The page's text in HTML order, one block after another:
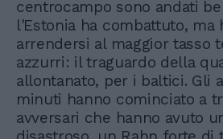
centrocampo sono andati
l'Estonia ha combattuto, ma
arrendersi al maggior tasso
azzurri: il traguardo della
allontanato, per i baltici. Gli
minuti hanno cominciato a
avversari che hanno avuto